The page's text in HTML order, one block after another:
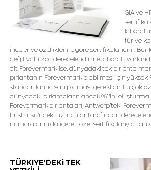
GIA ve
sertifika
tür ve
inceler ve özelliklerine göre sertifikalandırır.
değil, yalnızca derecelendirme
ait Forevermark ise, dünyadaki tek pırlanta
pırlantanın Forevermark olabilmesi için yüksek
standartlarına sahip olması gereklidir. Bu çok
dünyadaki pırlantaların ancak %1'ini
Forevermark pırlantaları, Antwerp'teki
Enstitüsü'ndeki uzmanlar tarafından
numaralarını da içeren özel sertifikalarıyla
TÜRKIYE'DEKi TEK